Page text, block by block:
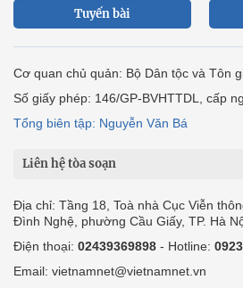
Tuyến bài
Cơ quan chủ quản: Bộ Dân tộc và Tôn
Số giấy phép: 146/GP-BVHTTDL, cấp
Tổng biên tập: Nguyễn Văn Bá
Liên hệ tòa soạn
Địa chỉ: Tầng 18, Toà nhà Cục Viễn
Đình Nghệ, phường Cầu Giấy, TP. Hà
Điện thoại: 02439369898 - Hotline:
Email: vietnamnet@vietnamnet.vn